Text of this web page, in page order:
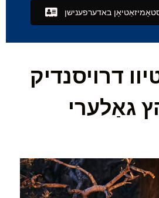
באדערפענישן
דרויסנדיק
גאַלערי